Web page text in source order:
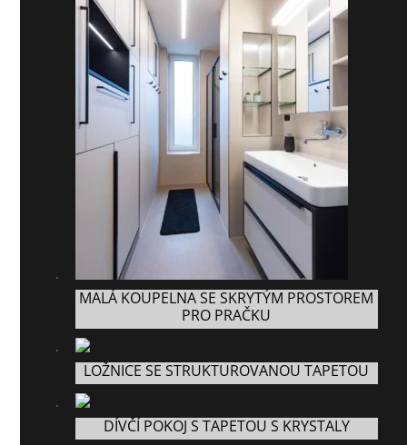
MALÁ KOUPELNA SE SKRYTÝM PROSTOREM
PRO PRAČKU
LOŽNICE SE STRUKTUROVANOU TAPETOU
DÍVČÍ POKOJ S TAPETOU S KRYSTALY